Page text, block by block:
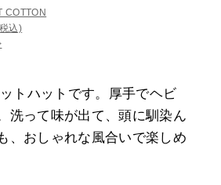
COTTON
込)
トハットです。厚手でヘビ
洗って味が出て、頭に馴染ん
、おしゃれな風合いで楽しめ